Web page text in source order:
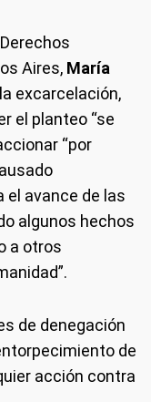
Aires, María
excarcelación,
el planteo “se
“por
el avance de las
algunos hechos
a otros
de denegación
de
acción contra